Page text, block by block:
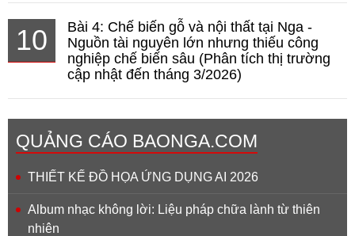
10
Bài 4: Chế biến gỗ và nội thất tại Nga -
Nguồn tài nguyên lớn nhưng thiếu công
nghiệp chế biến sâu (Phân tích thị trường
cập nhật đến tháng 3/2026)
QUẢNG CÁO BAONGA.COM
THIẾT KẾ ĐỒ HỌA ỨNG DỤNG AI 2026
Album nhạc không lời: Liệu pháp chữa lành từ thiên
nhiên